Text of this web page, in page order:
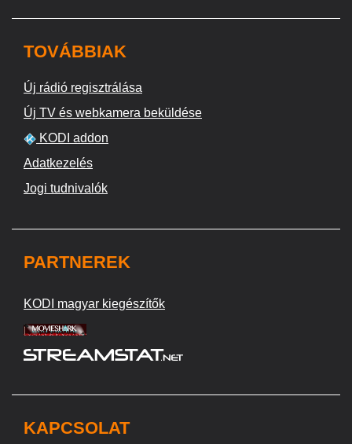
TOVÁBBIAK
Új rádió regisztrálása
Új TV és webkamera beküldése
KODI addon
Adatkezelés
Jogi tudnivalók
PARTNEREK
KODI magyar kiegészítők
KAPCSOLAT